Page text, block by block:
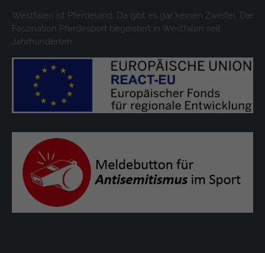
Westfalen ist Pferdeland. Da gibt es gar keinen Zweifel. Die
Faszination Pferdesport begeistert in Westfalen seit
Jahrhunderten.